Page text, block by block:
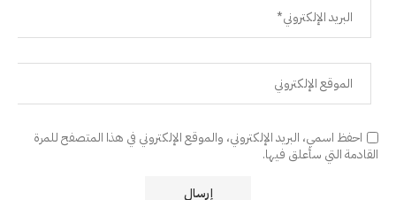
احفظ اسمي، البريد الإلكتروني، والموقع الإلكتروني في هذا المتصفح للمرة
القادمة التي سأعلق فيها.